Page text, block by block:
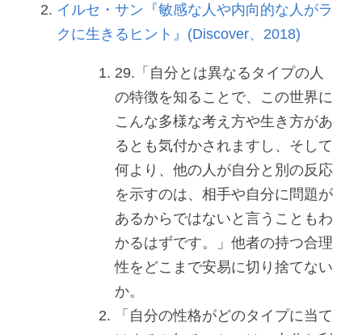
イルセ・サン『敏感な人や内向的な人がラ
クに生きるヒント』(Discover、2018)
29.「自分とは異なるタイプの人
の特徴を知ることで、この世界に
こんな多様な考え方や生き方があ
るとも気付かされますし、そして
何より、他の人が自分と別の反応
を示すのは、相手や自分に問題が
あるからではないと言うこともわ
かるはずです。」他者の持つ合理
性をどこまで安易に切り捨てない
か。
「自分の性格がどのタイプに当て